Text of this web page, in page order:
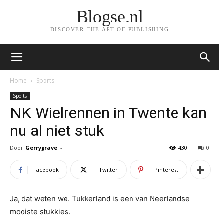
Blogse.nl
DISCOVER THE ART OF PUBLISHING
Home Sports
Sports
NK Wielrennen in Twente kan
nu al niet stuk
Door Gerrygrave - 0
430
Facebook Twitter Pinterest
Ja, dat weten we. Tukkerland is een van Neerlandse
mooiste stukkies.